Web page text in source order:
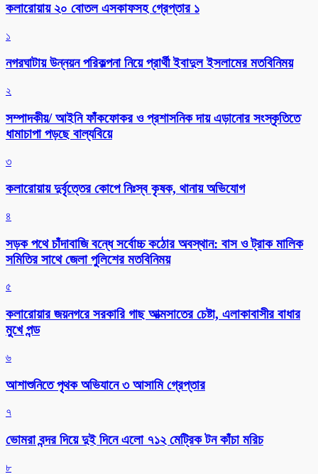
কলারোয়ায় ২০ বোতল এসকাফসহ গ্রেপ্তার ১
১
নগরঘাটায় উন্নয়ন পরিকল্পনা নিয়ে প্রার্থী ইবাদুল ইসলামের মতবিনিময়
২
সম্পাদকীয়/ আইনি ফাঁকফোকর ও প্রশাসনিক দায় এড়ানোর সংস্কৃতিতে
ধামাচাপা পড়ছে বাল্যবিয়ে
৩
কলারোয়ায় দুর্বৃত্তের কোপে নিঃস্ব কৃষক, থানায় অভিযোগ
৪
সড়ক পথে চাঁদাবাজি বন্ধে সর্বোচ্চ কঠোর অবস্থান: বাস ও ট্রাক মালিক
সমিতির সাথে জেলা পুলিশের মতবিনিময়
৫
কলারোয়ার জয়নগরে সরকারি গাছ আত্মসাতের চেষ্টা, এলাকাবাসীর বাধার
মুখে পন্ড
৬
আশাশুনিতে পৃথক অভিযানে ৩ আসামি গ্রেপ্তার
৭
ভোমরা বন্দর দিয়ে দুই দিনে এলো ৭১২ মেট্রিক টন কাঁচা মরিচ
৮